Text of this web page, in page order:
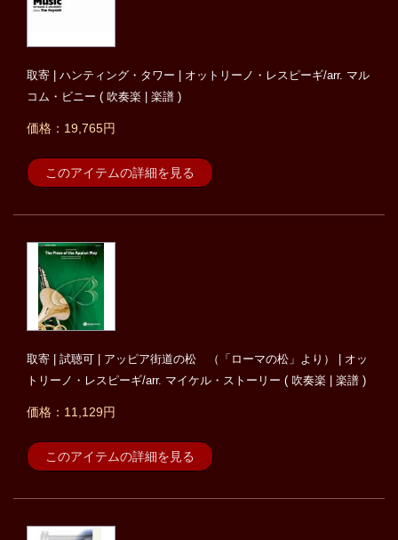
取寄 | ハンティング・タワー | オットリーノ・レスピーギ/arr. マル
コム・ビニー ( 吹奏楽 | 楽譜 )
価格：19,765円
このアイテムの詳細を見る
取寄 | 試聴可 | アッピア街道の松 （「ローマの松」より） | オッ
トリーノ・レスピーギ/arr. マイケル・ストーリー ( 吹奏楽 | 楽譜 )
価格：11,129円
このアイテムの詳細を見る